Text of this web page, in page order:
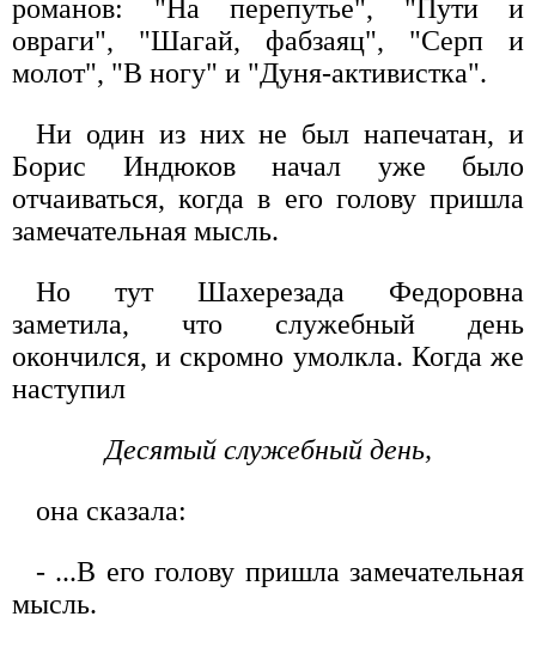
романов: "На перепутье", "Пути и
овраги", "Шагай, фабзаяц", "Серп и
молот", "В ногу" и "Дуня-активистка".
Ни один из них не был напечатан, и
Борис Индюков начал уже было
отчаиваться, когда в его голову пришла
замечательная мысль.
Но тут Шахерезада Федоровна
заметила, что служебный день
окончился, и скромно умолкла. Когда же
наступил
Десятый служебный день,
она сказала:
- ...В его голову пришла замечательная
мысль.